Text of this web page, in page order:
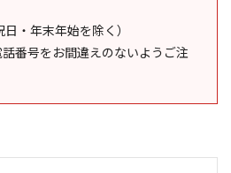
・年末年始を除く）
番号をお間違えのないようご注